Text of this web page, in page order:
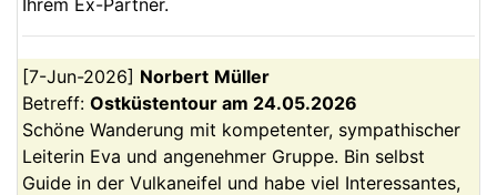
Ihrem Ex-Partner.
[7-Jun-2026] Norbert Müller
Betreff: Ostküstentour am 24.05.2026
Schöne Wanderung mit kompetenter, sympathischer
Leiterin Eva und angenehmer Gruppe. Bin selbst
Guide in der Vulkaneifel und habe viel Interessantes,